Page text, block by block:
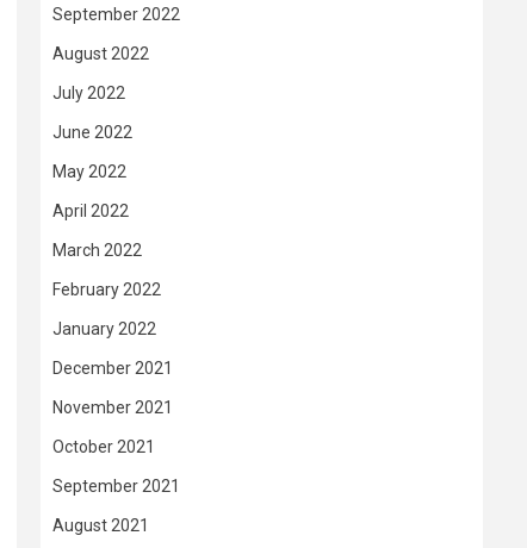
September 2022
August 2022
July 2022
June 2022
May 2022
April 2022
March 2022
February 2022
January 2022
December 2021
November 2021
October 2021
September 2021
August 2021